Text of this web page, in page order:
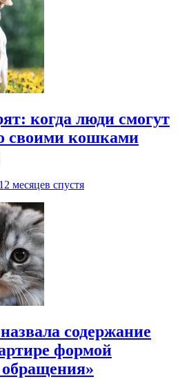
когда люди смогут
своими кошками
12 месяцев спустя
содержание
формой
обращения»